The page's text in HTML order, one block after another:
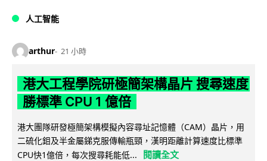
人工智能
arthur 21 小時
港大工程學院研極簡架構晶片 搜尋速度
勝標準 CPU 1 億倍
港大團隊研發極簡架構模擬內容尋址記憶體（CAM）晶片，用
二硫化鉬及半金屬銻克服傳輸瓶頸，漢明距離計算速度比標準
CPU快1億倍，每次搜尋耗能低...
閱讀全文